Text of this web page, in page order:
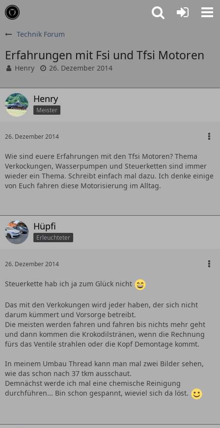
Technik Forum
Erfahrungen mit Fsi und Tfsi Motoren
Henry 26. Dezember 2014
Henry
Meister
26. Dezember 2014
Wie sind euere Erfahrungen mit den Tfsi Motoren? Thema
Verkockungen, Wasserpumpen und Steuerketten sind immer
wieder ein Thema. Schreibt einfach mal dazu. Ich denke einige
von Euch fahren diese Motorisierung im Alltag.
Hüpfi
Erleuchteter
26. Dezember 2014
Steuerkette hab ich ja zum Glück nicht
Das mit den Verkokungen wird jeder haben, der sich nicht
darum kümmert und Vorsorge betreibt.
Die meisten werden fahren und fahren bis nichts mehr geht
und dann kommen die Krokodilstränen, wenn die Rechnung
fürs das Ventile strahlen oder die Kopf Demontage kommt.
In meinem Umbau Thread kann man mal zwei Bilder sehen,
wie das schon nach 37 tkm ausschaut.
Demnächst werde ich mal eine chemische Reinigung
durchführen... Bin schon gespannt, wieviel sich da löst.